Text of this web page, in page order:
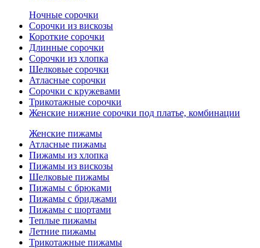
Ночные сорочки
Сорочки из вискозы
Короткие сорочки
Длинные сорочки
Сорочки из хлопка
Шелковые сорочки
Атласные сорочки
Сорочки с кружевами
Трикотажные сорочки
Женские нижние сорочки под платье, комбинации
Женские пижамы
Атласные пижамы
Пижамы из хлопка
Пижамы из вискозы
Шелковые пижамы
Пижамы с брюками
Пижамы с бриджами
Пижамы с шортами
Теплые пижамы
Летние пижамы
Трикотажные пижамы